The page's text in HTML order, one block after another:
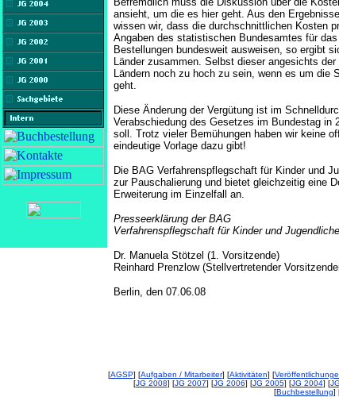
ansieht, um die es hier geht. Aus den
wissen wir, dass die durchschnittlichen Kosten
Angaben des statistischen Bundesamtes für
Bestellungen bundesweit ausweisen, so ergibt
Länder zusammen. Selbst dieser angesichts
Ländern noch zu hoch zu sein, wenn es um die
geht.
Diese Änderung der Vergütung ist im
Verabschiedung des Gesetzes im Bundestag in
soll. Trotz vieler Bemühungen haben wir keine
eindeutige Vorlage dazu gibt!
Die BAG Verfahrenspflegschaft für Kinder und
zur Pauschalierung und bietet gleichzeitig eine
Erweiterung im Einzelfall an.
Presseerklärung der BAG
Verfahrenspflegschaft für Kinder und
Dr. Manuela Stötzel (1. Vorsitzende)
Reinhard Prenzlow (Stellvertretender
Berlin, den 07.06.08
[AGSP] [Aufgaben / Mitarbeiter] [Aktivitäten] [
[JG 2008] [JG 2007] [JG 2006] [JG 2005] [JG 2004] [
[Buchbestellung]